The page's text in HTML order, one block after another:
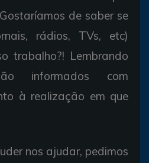
de saber se
rádios, TVs, etc)
trabalho?! Lembrando
informados com
à realização em que
nos ajudar, pedimos